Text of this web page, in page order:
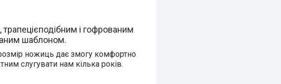
і гофрованим
шаблоном.
ножиць дає змогу комфортно
слугувати нам кілька років.